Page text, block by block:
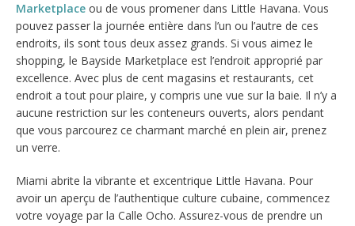
Marketplace ou de vous promener dans Little Havana. Vous
pouvez passer la journée entière dans l’un ou l’autre de ces
endroits, ils sont tous deux assez grands. Si vous aimez le
shopping, le Bayside Marketplace est l’endroit approprié par
excellence. Avec plus de cent magasins et restaurants, cet
endroit a tout pour plaire, y compris une vue sur la baie. Il n’y a
aucune restriction sur les conteneurs ouverts, alors pendant
que vous parcourez ce charmant marché en plein air, prenez
un verre.
Miami abrite la vibrante et excentrique Little Havana. Pour
avoir un aperçu de l’authentique culture cubaine, commencez
votre voyage par la Calle Ocho. Assurez-vous de prendre un